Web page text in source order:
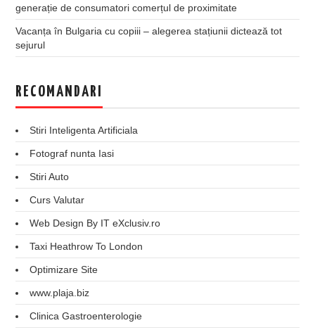
generație de consumatori comerțul de proximitate
Vacanța în Bulgaria cu copiii – alegerea stațiunii dictează tot
sejurul
RECOMANDARI
Stiri Inteligenta Artificiala
Fotograf nunta Iasi
Stiri Auto
Curs Valutar
Web Design By IT eXclusiv.ro
Taxi Heathrow To London
Optimizare Site
www.plaja.biz
Clinica Gastroenterologie